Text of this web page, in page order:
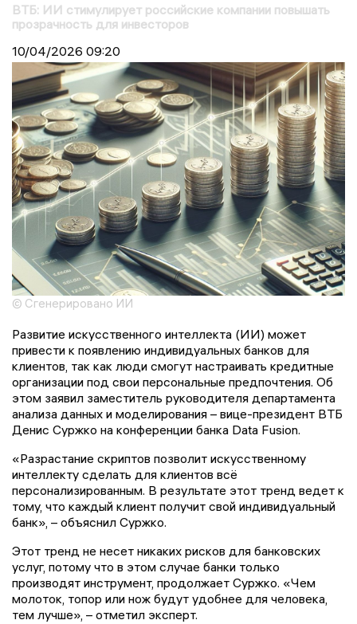
ВТБ: ИИ стимулирует российские компании повышать
прозрачность для инвесторов
10/04/2026 09:20
© Сгенерировано ИИ
Развитие искусственного интеллекта (ИИ) может
привести к появлению индивидуальных банков для
клиентов, так как люди смогут настраивать кредитные
организации под свои персональные предпочтения. Об
этом заявил заместитель руководителя департамента
анализа данных и моделирования – вице-президент ВТБ
Денис Суржко на конференции банка Data Fusion.
«Разрастание скриптов позволит искусственному
интеллекту сделать для клиентов всё
персонализированным. В результате этот тренд ведет к
тому, что каждый клиент получит свой индивидуальный
банк», – объяснил Суржко.
Этот тренд не несет никаких рисков для банковских
услуг, потому что в этом случае банки только
производят инструмент, продолжает Суржко. «Чем
молоток, топор или нож будут удобнее для человека,
тем лучше», – отметил эксперт.